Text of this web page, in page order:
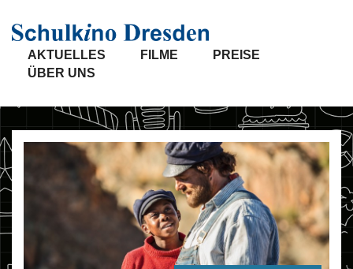
AKTUELLES FILME
PREISE
ÜBER UNS